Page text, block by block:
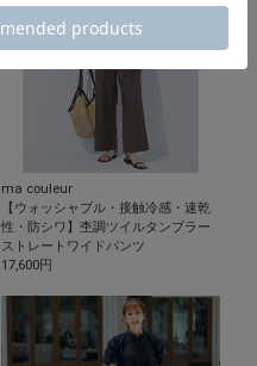
ma couleur
【ウォッシャブル・接触冷感・速乾
性・防シワ】杢調ツイルタンブラー
ストレートワイドパンツ
17,600円